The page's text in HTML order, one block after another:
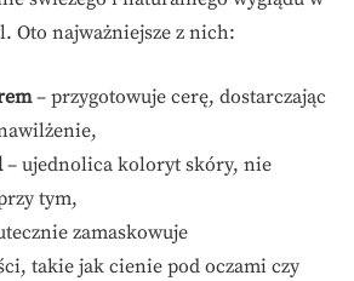
Oto najważniejsze z nich:
– przygotowuje cerę, dostarczając
– ujednolica koloryt skóry, nie
tym,
zamaskowuje
takie jak cienie pod oczami czy